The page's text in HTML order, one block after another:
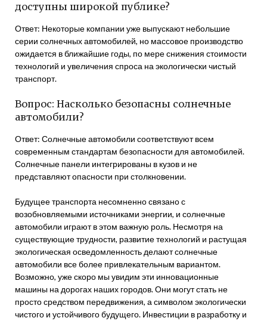
доступны широкой публике?
Ответ: Некоторые компании уже выпускают небольшие
серии солнечных автомобилей, но массовое производство
ожидается в ближайшие годы, по мере снижения стоимости
технологий и увеличения спроса на экологически чистый
транспорт.
Вопрос: Насколько безопасны солнечные
автомобили?
Ответ: Солнечные автомобили соответствуют всем
современным стандартам безопасности для автомобилей.
Солнечные панели интегрированы в кузов и не
представляют опасности при столкновении.
Будущее транспорта несомненно связано с
возобновляемыми источниками энергии, и солнечные
автомобили играют в этом важную роль. Несмотря на
существующие трудности, развитие технологий и растущая
экологическая осведомленность делают солнечные
автомобили все более привлекательным вариантом.
Возможно, уже скоро мы увидим эти инновационные
машины на дорогах наших городов. Они могут стать не
просто средством передвижения, а символом экологически
чистого и устойчивого будущего. Инвестиции в разработку и